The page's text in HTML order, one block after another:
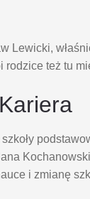
Lewicki,
rodzice też tu
i zmianę